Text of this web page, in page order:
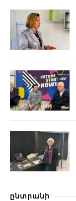
ընտրանի